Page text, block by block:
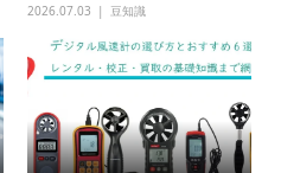
2026.07.03 豆知識